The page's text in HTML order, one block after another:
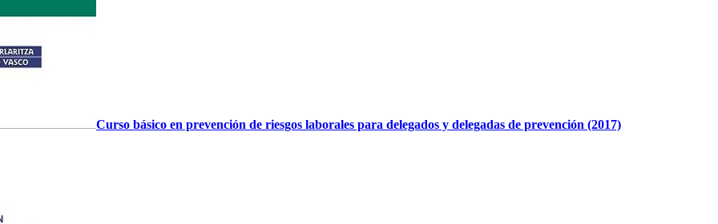
Curso básico en prevención de riesgos laborales para delegados y delegadas de prevención (2017)